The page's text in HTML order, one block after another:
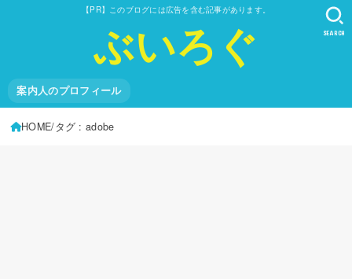
【PR】このブログには広告を含む記事があります。
ぶいろぐ
案内人のプロフィール
SEARCH
HOME タグ : adobe